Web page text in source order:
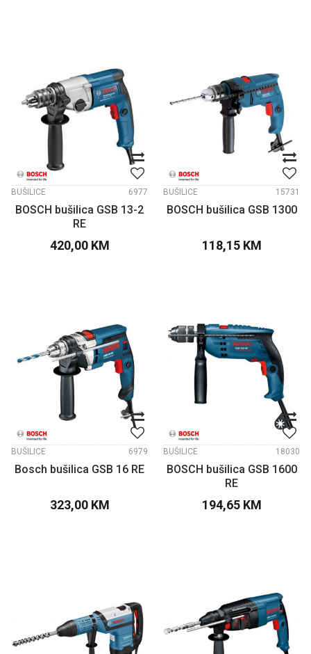
BUŠILICE 6977
BOSCH bušilica GSB 13-2
RE
420,00 KM
BUŠILICE 15731
BOSCH bušilica GSB 1300
118,15 KM
BUŠILICE 6979
Bosch bušilica GSB 16 RE
323,00 KM
BUŠILICE 18030
BOSCH bušilica GSB 1600
RE
194,65 KM